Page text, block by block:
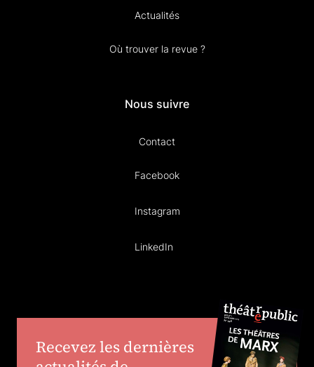
Actualités
Où trouver la revue ?
Nous suivre
Contact
Facebook
Instagram
LinkedIn
Recevez les dernières